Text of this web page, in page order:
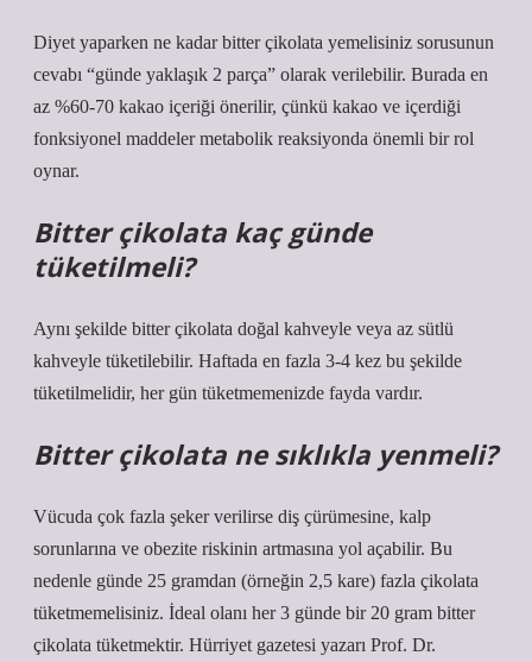
Diyet yaparken ne kadar bitter çikolata yemelisiniz sorusunun
cevabı “günde yaklaşık 2 parça” olarak verilebilir. Burada en
az %60-70 kakao içeriği önerilir, çünkü kakao ve içerdiği
fonksiyonel maddeler metabolik reaksiyonda önemli bir rol
oynar.
Bitter çikolata kaç günde
tüketilmeli?
Aynı şekilde bitter çikolata doğal kahveyle veya az sütlü
kahveyle tüketilebilir. Haftada en fazla 3-4 kez bu şekilde
tüketilmelidir, her gün tüketmemenizde fayda vardır.
Bitter çikolata ne sıklıkla yenmeli?
Vücuda çok fazla şeker verilirse diş çürümesine, kalp
sorunlarına ve obezite riskinin artmasına yol açabilir. Bu
nedenle günde 25 gramdan (örneğin 2,5 kare) fazla çikolata
tüketmemelisiniz. İdeal olanı her 3 günde bir 20 gram bitter
çikolata tüketmektir. Hürriyet gazetesi yazarı Prof. Dr.